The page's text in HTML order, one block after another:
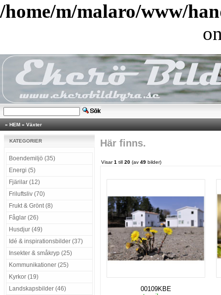
/home/m/malaro/www/
» HEM » Växter
KATEGORIER
Boendemiljö (35)
Energi (5)
Fjärilar (12)
Friluftsliv (70)
Frukt & Grönt (8)
Fåglar (26)
Husdjur (49)
Idé & inspirationsbilder (37)
Insekter & småkryp (25)
Kommunikationer (25)
Kyrkor (19)
Landskapsbilder (46)
Här finns.
Visar1 till 20 (av 49 bilder)
00109KBE